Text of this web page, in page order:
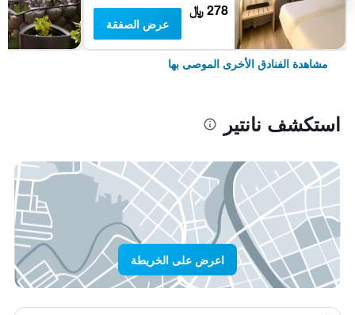
278 ﷼
عرض الصفقة
مشاهدة الفنادق الأخرى الموصى بها
استكشف نانتير
اعرض على الخريطة